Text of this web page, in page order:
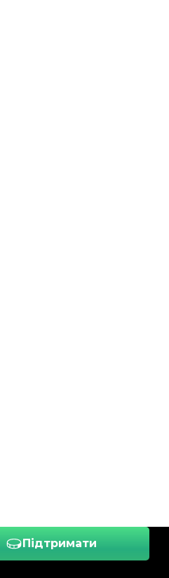
Підтримати